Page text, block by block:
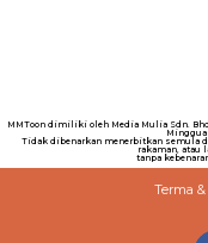
MMToon dimiliki oleh Media Mulia Sdn.
Tidak dibenarkan menerbitkan semula
rakaman, atau
tanpa
Terma